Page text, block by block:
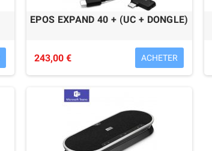
EPOS EXPAND 40 + (UC + DONGLE)
243,00 € ACHETER